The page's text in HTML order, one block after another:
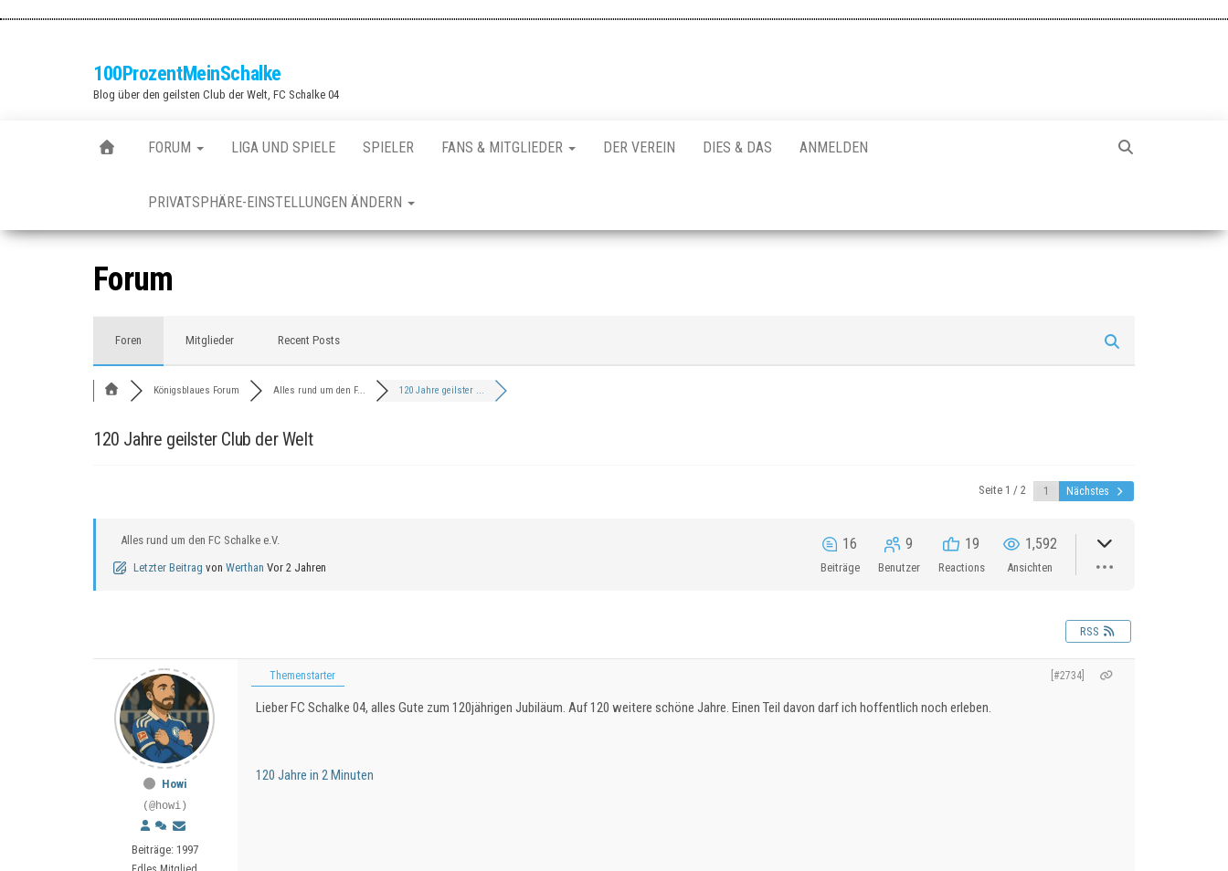
100ProzentMeinSchalke
Blog über den geilsten Club der Welt, FC Schalke 04
FORUM LIGA UND SPIELE SPIELER FANS & MITGLIEDER DER VEREIN DIES & DAS ANMELDEN
PRIVATSPHÄRE-EINSTELLUNGEN ÄNDERN
Forum
Foren Mitglieder Recent Posts
Königsblaues Forum Alles rund um den F... 120 Jahre geilster ...
120 Jahre geilster Club der Welt
Seite 1 / 2 Nächstes
Alles rund um den FC Schalke e.V.
Letzter Beitrag von Werthan Vor 2 Jahren
16
Beiträge
9
Benutzer
19
Reactions
1,592
Ansichten
RSS
Howi
(@howi)
Beiträge: 1997
Themenstarter [#2734]
Lieber FC Schalke 04, alles Gute zum 120jährigen Jubiläum. Auf 120 weitere schöne Jahre. Einen Teil davon darf ich hoffentlich noch erleben.
120 Jahre in 2 Minuten